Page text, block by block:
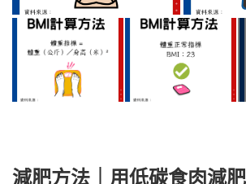
減肥方法｜用低碳食肉減